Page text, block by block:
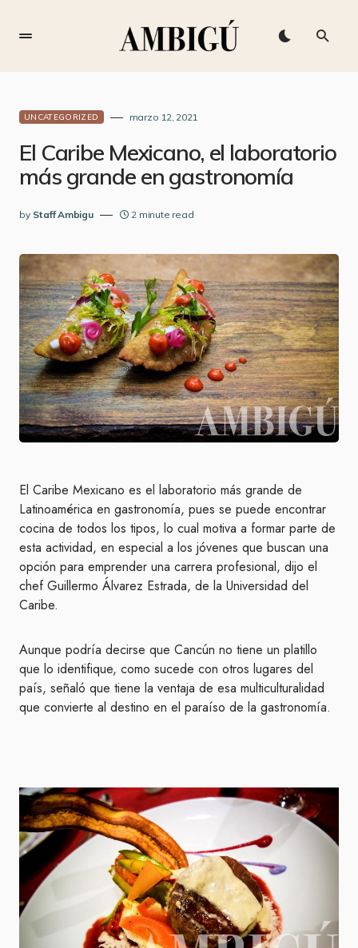
UNCATEGORIZED marzo 12, 2021
El Caribe Mexicano, el laboratorio
más grande en gastronomía
by Staff Ambigu 2 minute read
El Caribe Mexicano es el laboratorio más grande de
Latinoamérica en gastronomía, pues se puede encontrar
cocina de todos los tipos, lo cual motiva a formar parte de
esta actividad, en especial a los jóvenes que buscan una
opción para emprender una carrera profesional, dijo el
chef Guillermo Álvarez Estrada, de la Universidad del
Caribe.
Aunque podría decirse que Cancún no tiene un platillo
que lo identifique, como sucede con otros lugares del
país, señaló que tiene la ventaja de esa multiculturalidad
que convierte al destino en el paraíso de la gastronomía.